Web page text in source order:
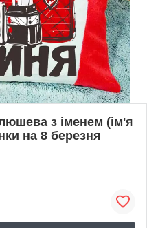
з іменем (ім'я
на 8 березня